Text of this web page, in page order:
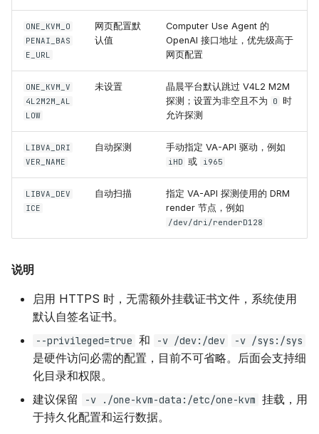
ONE_KVM_O
PENAI_BAS
E_URL
网页配置默
认值
Computer Use Agent 的
OpenAI 接口地址，优先级高于
网页配置
ONE_KVM_V
4L2M2M_AL
LOW
未设置
晶晨平台默认跳过 V4L2 M2M
探测；设置为非空且不为
0 时
允许探测
LIBVA_DRI
VER_NAME
自动探测 手动指定 VA-API 驱动，例如
iHD 或 i965
LIBVA_DEV
ICE
自动扫描
指定 VA-API 探测使用的 DRM
render 节点，例如
/dev/dri/renderD128
说明
启用 HTTPS 时，无需额外挂载证书文件，系统使用
默认自签名证书。
--privileged=true 和 -v /dev:/dev -v /sys:/sys
是硬件访问必需的配置，目前不可省略。后面会支持细
化目录和权限。
建议保留
-v ./one-kvm-data:/etc/one-kvm 挂载，用
于持久化配置和运行数据。